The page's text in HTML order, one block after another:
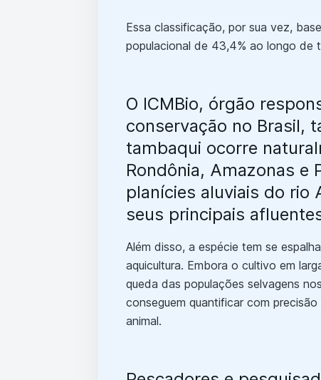
Essa classificação, por sua vez,
populacional de 43,4% ao longo de
O ICMBio, órgão
conservação no Brasil,
tambaqui ocorre
Rondônia, Amazonas e
planícies aluviais do rio
seus principais
Além disso, a espécie tem se
aquicultura. Embora o cultivo em
queda das populações selvagens
conseguem quantificar com
animal.